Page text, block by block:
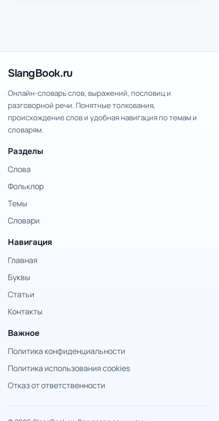
SlangBook.ru
Онлайн-словарь слов, выражений, пословиц и
разговорной речи. Понятные толкования,
происхождение слов и удобная навигация по темам и
словарям.
Разделы
Слова
Фольклор
Темы
Словари
Навигация
Главная
Буквы
Статьи
Контакты
Важное
Политика конфиденциальности
Политика использования cookies
Отказ от ответственности